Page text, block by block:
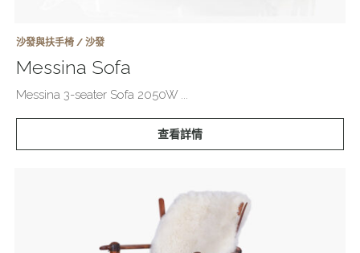
沙發與扶手椅 / 沙發
Messina Sofa
Messina 3-seater Sofa 2050W ...
查看詳情